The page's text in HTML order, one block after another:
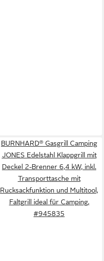
BURNHARD® Gasgrill Camping
JONES Edelstahl Klappgrill mit
Deckel 2-Brenner 6,4 kW, inkl.
Transporttasche mit
Rucksackfunktion und Multitool,
Faltgrill ideal für Camping,
#945835